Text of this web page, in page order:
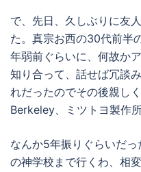
で、先日、久しぶりに友
た。真宗お西の30代前半
年弱前ぐらいに、何故か
知り合って、話せば冗談
れだったのでその後親し
Berkeley、ミツトヨ製作
なんか5年振りぐらいだ
の神学校まで行くわ、相